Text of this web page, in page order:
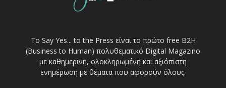
Το Say Yes... to the Press είναι το πρώτο free Β2Η
(Business to Human) πολυθεματικό Digital Magazino
με καθημερινή, ολοκληρωμένη και αξιόπιστη
ενημέρωση με θέματα που αφορούν όλους.